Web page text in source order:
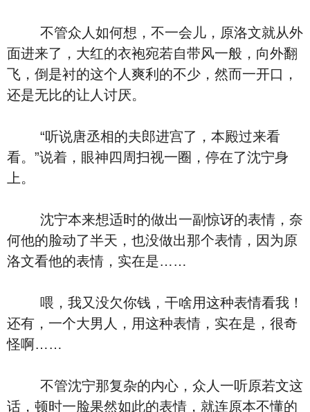
不管众人如何想，不一会儿，原洛文就从外
面进来了，大红的衣袍宛若自带风一般，向外翻
飞，倒是衬的这个人爽利的不少，然而一开口，
还是无比的让人讨厌。
“听说唐丞相的夫郎进宫了，本殿过来看
看。”说着，眼神四周扫视一圈，停在了沈宁身
上。
沈宁本来想适时的做出一副惊讶的表情，奈
何他的脸动了半天，也没做出那个表情，因为原
洛文看他的表情，实在是……
喂，我又没欠你钱，干啥用这种表情看我！
还有，一个大男人，用这种表情，实在是，很奇
怪啊……
不管沈宁那复杂的内心，众人一听原若文这
话，顿时一脸果然如此的表情，就连原本不懂的